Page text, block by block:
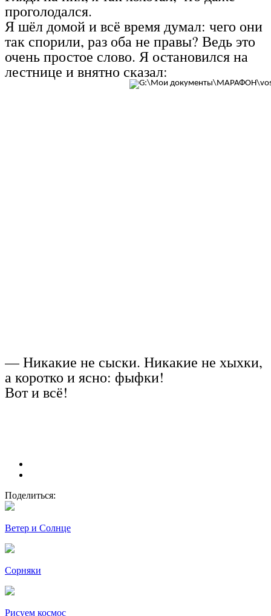
проголодался.
Я шёл домой и всё время думал: чего они
так спорили, раз оба не правы? Ведь это
очень простое слово. Я остановился на
лестнице и внятно сказал:
— Никакие не сыски. Никакие не хыхки,
а коротко и ясно: фыфки!
Вот и всё!
Поделиться:
Ветер и Солнце
Сорняки
Рисуем космос